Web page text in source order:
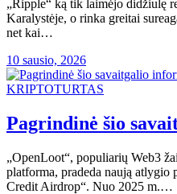
„Ripple“ ką tik laimėjo didžiulę
Karalystėje, o rinka greitai
net kai…
10 sausio, 2026
KRIPTOTURTAS
Pagrindinė šio
„OpenLoot“, populiarių Web3
platforma, pradeda naują atlygio
Credit Airdrop“. Nuo 2025 m.…